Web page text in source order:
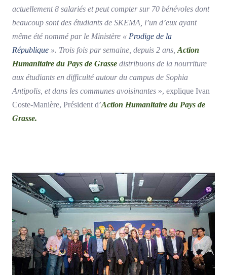
actuellement 8 salariés et peut compter sur 70 bénévoles dont
beaucoup sont des étudiants de SKEMA, l’un d’eux ayant
même été nommé par le Ministère « Prodige de la
République ». Trois fois par semaine, depuis 2 ans, Action
Humanitaire du Pays de Grasse distribuons de la nourriture
aux étudiants en difficulté autour du campus de Sophia
Antipolis, et dans les communes avoisinantes », explique Ivan
Coste-Manière, Président d’Action Humanitaire du Pays de
Grasse.